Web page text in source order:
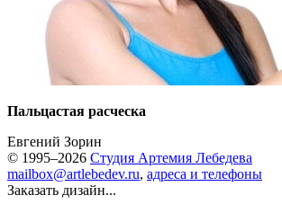
Пальцастая расческа
Евгений Зорин
© 1995–2026 Студия Артемия Лебедева
mailbox@artlebedev.ru, адреса и телефоны
Заказать дизайн...